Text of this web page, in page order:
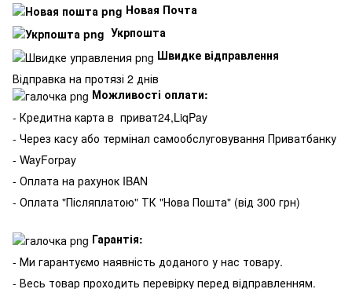
Новая Почта
Укрпошта
Швидке відправлення
Відправка на протязі 2 днів
Можливості оплати:
- Кредитна карта в приват24,LiqPay
- Через касу або термінал самообслуговування Приватбанку
- WayForpay
- Оплата на рахунок IBAN
- Оплата "Післяплатою" ТК "Нова Пошта" (від 300 грн)
Гарантія:
- Ми гарантуємо наявність доданого у нас товару.
- Весь товар проходить перевірку перед відправленням.